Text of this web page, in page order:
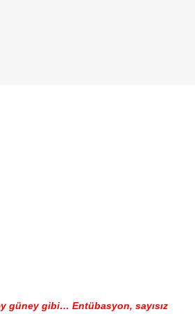
güney gibi… Entübasyon, sayısız